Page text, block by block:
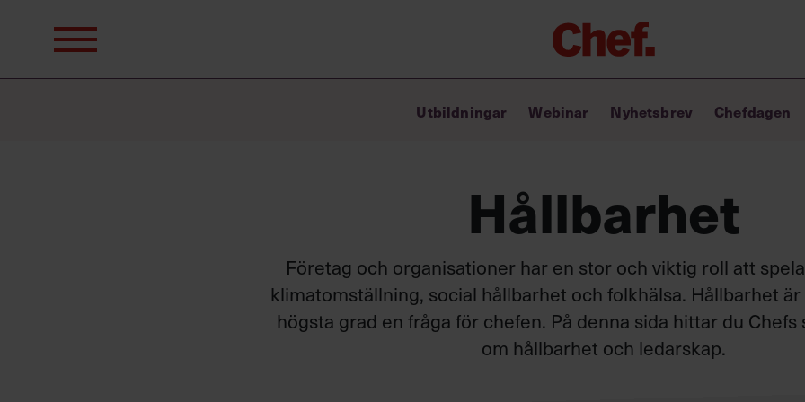
efter: Chefakademin+
Lyft ditt ledarskap med C+
Ledarskapsbiblioteket
Ledarskapstest
Chef GPT – din chefsassistent i
fickan
Utbildningar Webinar Nyhetsbrev Chefdagen
Hållbarhet
Företag och organisationer har en stor och viktig roll att
klimatomställning, social hållbarhet och folkhälsa. Hållbarhet
högsta grad en fråga för chefen. På denna sida hittar du
om hållbarhet och ledarskap.